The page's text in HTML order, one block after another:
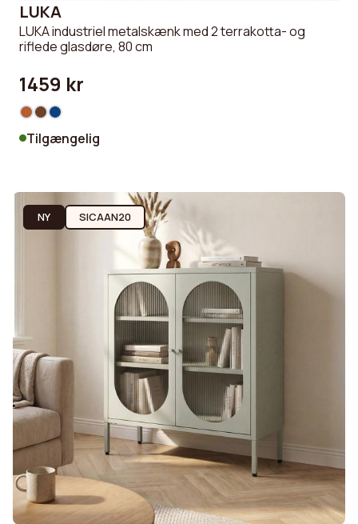
LUKA
LUKA industriel metalskænk med 2 terrakotta- og
riflede glasdøre, 80 cm
1459 kr
Tilgængelig
NY SICAAN20